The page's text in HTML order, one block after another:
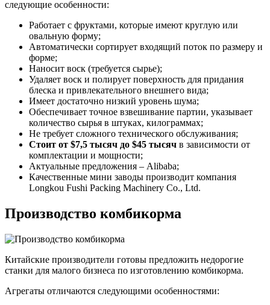
следующие особенности:
Работает с фруктами, которые имеют круглую или
овальную форму;
Автоматически сортирует входящий поток по размеру и
форме;
Наносит воск (требуется сырье);
Удаляет воск и полирует поверхность для придания
блеска и привлекательного внешнего вида;
Имеет достаточно низкий уровень шума;
Обеспечивает точное взвешивание партии, указывает
количество сырья в штуках, килограммах;
Не требует сложного технического обслуживания;
Стоит от $7,5 тысяч до $45 тысяч в зависимости от
комплектации и мощности;
Актуальные предложения – Alibaba;
Качественные мини заводы производит компания
Longkou Fushi Packing Machinery Co., Ltd.
Производство комбикорма
Китайские производители готовы предложить недорогие
станки для малого бизнеса по изготовлению комбикорма.
Агрегаты отличаются следующими особенностями: